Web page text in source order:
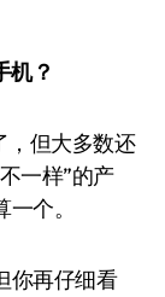
机？
，但大多数还
一样”的产
个。
你再仔细看